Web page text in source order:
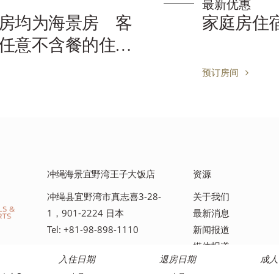
入住日期 退房日期 成人
宿方案
最新优惠
王子基本
预订房间
冲绳海景宜野湾王子大饭店
冲绳县宜野湾市真志喜3-28-
1，901-2224 日本
Tel: +81-98-898-1110
资源
关于我们
最新消息
新闻报道
媒体报道
常见问题解答